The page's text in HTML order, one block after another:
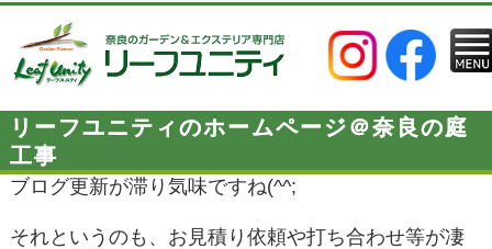
リーフユニティのホームページ＠奈良の庭
工事
ブログ更新が滞り気味ですね(^^;
それというのも、お見積り依頼や打ち合わせ等が凄